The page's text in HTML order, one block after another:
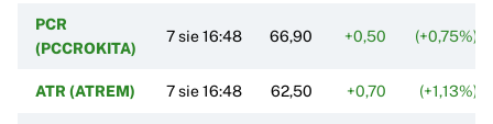
PCR
(PCCROKITA)
7 sie 16:48 66,90 +0,50 (+0,75%)
ATR (ATREM) 7 sie 16:48 62,50 +0,70 (+1,13%)